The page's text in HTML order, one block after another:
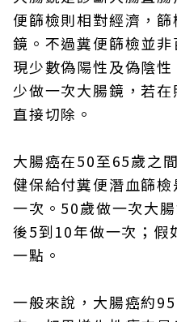
便篩檢則相對經濟，
鏡。不過糞便篩檢並
現少數偽陽性及偽陰
少做一次大腸鏡，若
直接切除。
大腸癌在50至65歲之
健保給付糞便潛血篩
一次。50歲做一次大
後5到10年做一次；假
一點。
一般來說，大腸癌約